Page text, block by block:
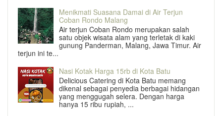
Menikmati Suasana Damai di Air Terjun
Coban Rondo Malang
Air terjun Coban Rondo merupakan salah
satu objek wisata alam yang terletak di kaki
gunung Panderman, Malang, Jawa Timur. Air
terjun ini te...
Nasi Kotak Harga 15rb di Kota Batu
Delicious Catering di Kota Batu memang
dikenal sebagai penyedia berbagai hidangan
yang menggugah selera. Dengan harga
hanya 15 ribu rupiah, ...